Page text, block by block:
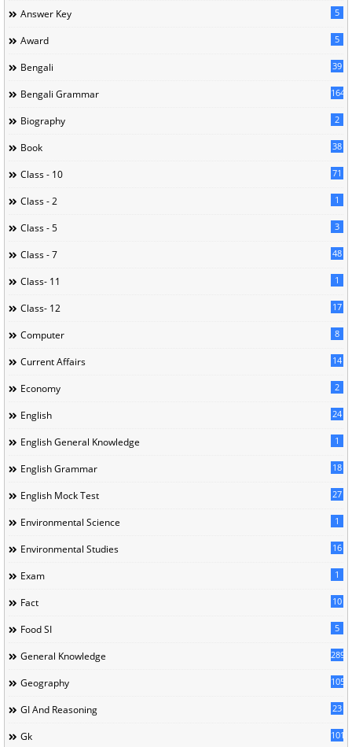
Answer Key 5
Award 5
Bengali 39
Bengali Grammar 164
Biography 2
Book 38
Class - 10 71
Class - 2 1
Class - 5 3
Class - 7 48
Class- 11 1
Class- 12 17
Computer 8
Current Affairs 14
Economy 2
English 24
English General Knowledge 1
English Grammar 18
English Mock Test 27
Environmental Science 1
Environmental Studies 16
Exam 1
Fact 10
Food SI 5
General Knowledge 289
Geography 105
GI And Reasoning 23
Gk 101